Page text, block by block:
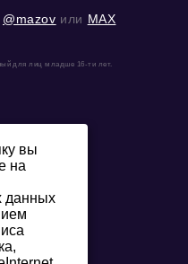
@mazov или MAX
для лиц младше 16-ти лет.
вы
на
данных